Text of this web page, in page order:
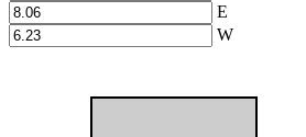
E
W